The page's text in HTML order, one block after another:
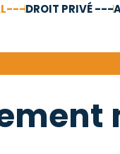
DROIT PRIVÉ ---